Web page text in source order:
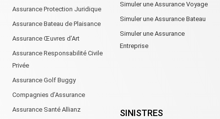
Assurance Protection Juridique
Assurance Bateau de Plaisance
Assurance Œuvres d’Art
Assurance Responsabilité Civile
Privée
Assurance Golf Buggy
Compagnies d’Assurance
Assurance Santé Allianz
Simuler une Assurance Voyage
Simuler une Assurance Bateau
Simuler une Assurance
Entreprise
SINISTRES